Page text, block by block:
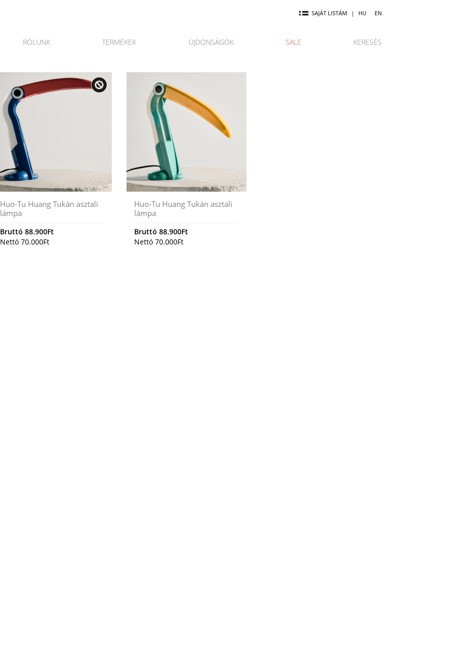
SAJÁT LISTÁM | HU EN
RÓLUNK TERMÉKEK ÚJDONSÁGOK SALE KERESÉS
Huo-Tu Huang Tukán asztali
lámpa
Bruttó 88.900Ft
Nettó 70.000Ft
Huo-Tu Huang Tukán asztali
lámpa
Bruttó88.900Ft
Nettó70.000Ft